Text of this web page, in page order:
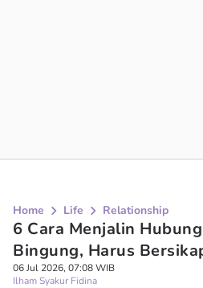
Home Life Relationship
6 Cara Menjalin
Bingung, Harus
06 Jul 2026, 07:08 WIB
Ilham Syakur Fidina